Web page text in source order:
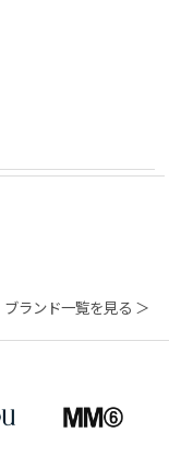
ブランド一覧を見る ＞